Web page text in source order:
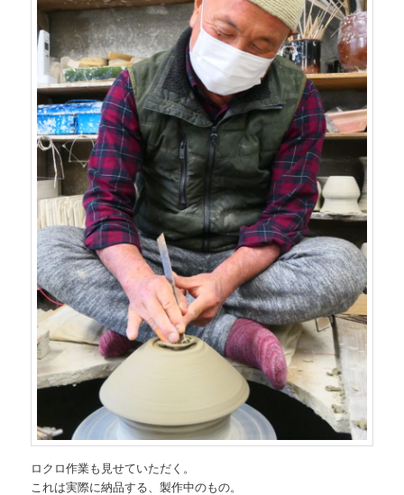
ロクロ作業も見せていただく。
これは実際に納品する、製作中のもの。